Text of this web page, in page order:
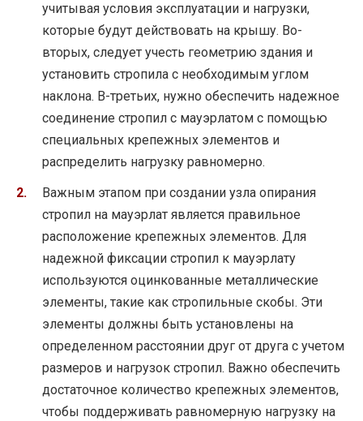
учитывая условия эксплуатации и нагрузки,
которые будут действовать на крышу. Во-
вторых, следует учесть геометрию здания и
установить стропила с необходимым углом
наклона. В-третьих, нужно обеспечить надежное
соединение стропил с мауэрлатом с помощью
специальных крепежных элементов и
распределить нагрузку равномерно.
Важным этапом при создании узла опирания
стропил на мауэрлат является правильное
расположение крепежных элементов. Для
надежной фиксации стропил к мауэрлату
используются оцинкованные металлические
элементы, такие как стропильные скобы. Эти
элементы должны быть установлены на
определенном расстоянии друг от друга с учетом
размеров и нагрузок стропил. Важно обеспечить
достаточное количество крепежных элементов,
чтобы поддерживать равномерную нагрузку на